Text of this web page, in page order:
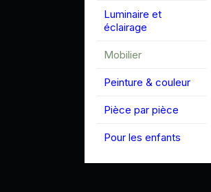
Luminaire et
éclairage
Mobilier
Peinture & couleur
Pièce par pièce
Pour les enfants